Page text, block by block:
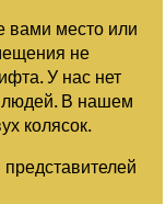
вами место или
не
У нас нет
людей. В нашем
колясок.